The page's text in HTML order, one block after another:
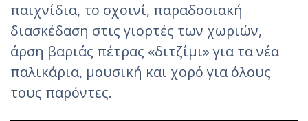
παιχνίδια, το σχοινί, παραδοσιακή
διασκέδαση στις γιορτές των χωριών,
άρση βαριάς πέτρας «διτζίμι» για τα νέα
παλικάρια, μουσική και χορό για όλους
τους παρόντες.